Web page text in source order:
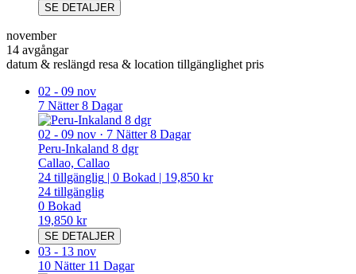
SE DETALJER
november
14 avgångar
datum & reslängd resa & location tillgänglighet pris
02 - 09 nov
7 Nätter 8 Dagar
02 - 09 nov · 7 Nätter 8 Dagar
Peru-Inkaland 8 dgr
Callao, Callao
24 tillgänglig | 0 Bokad | 19,850 kr
24 tillgänglig
0 Bokad
19,850 kr
SE DETALJER
03 - 13 nov
10 Nätter 11 Dagar